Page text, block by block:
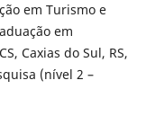
em Turismo e
em
Caxias do Sul, RS,
(nível 2 –